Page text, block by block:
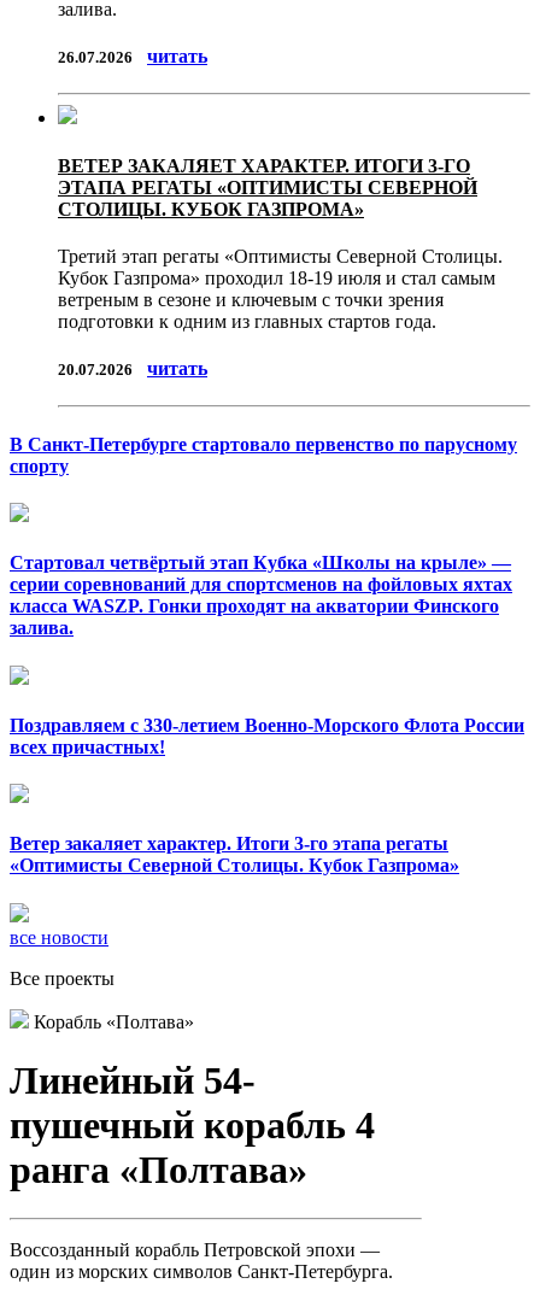
залива.
26.07.2026 читать
ВЕТЕР ЗАКАЛЯЕТ ХАРАКТЕР. ИТОГИ 3-ГО
ЭТАПА РЕГАТЫ «ОПТИМИСТЫ СЕВЕРНОЙ
СТОЛИЦЫ. КУБОК ГАЗПРОМА»
Третий этап регаты «Оптимисты Северной Столицы.
Кубок Газпрома» проходил 18-19 июля и стал самым
ветреным в сезоне и ключевым с точки зрения
подготовки к одним из главных стартов года.
20.07.2026 читать
В Санкт-Петербурге стартовало первенство по парусному
спорту
Стартовал четвёртый этап Кубка «Школы на крыле» —
серии соревнований для спортсменов на фойловых яхтах
класса WASZP. Гонки проходят на акватории Финского
залива.
Поздравляем с 330-летием Военно-Морского Флота России
всех причастных!
Ветер закаляет характер. Итоги 3-го этапа регаты
«Оптимисты Северной Столицы. Кубок Газпрома»
все новости
Все проекты
Корабль «Полтава»
Линейный 54-
пушечный корабль 4
ранга «Полтава»
Воссозданный корабль Петровской эпохи —
один из морских символов Санкт-Петербурга.